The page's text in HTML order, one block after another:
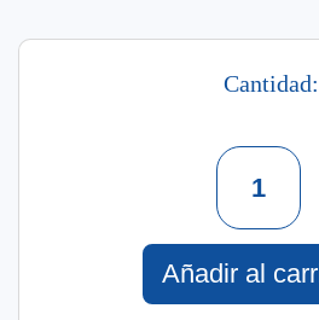
Cantidad:
Set
Glow
Girl
2
Piezas
Añadir al